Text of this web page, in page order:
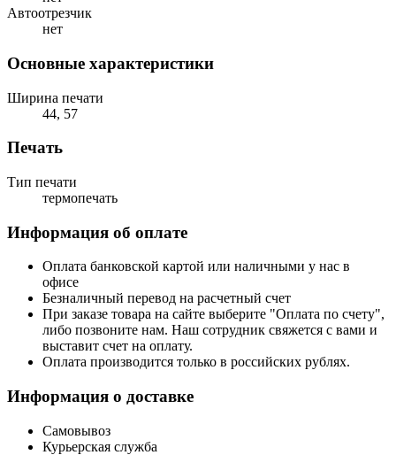
Автоотрезчик
нет
Основные характеристики
Ширина печати
44, 57
Печать
Тип печати
термопечать
Информация об оплате
Оплата банковской картой или наличными у нас в
офисе
Безналичный перевод на расчетный счет
При заказе товара на сайте выберите "Оплата по счету",
либо позвоните нам. Наш сотрудник свяжется с вами и
выставит счет на оплату.
Оплата производится только в российских рублях.
Информация о доставке
Самовывоз
Курьерская служба